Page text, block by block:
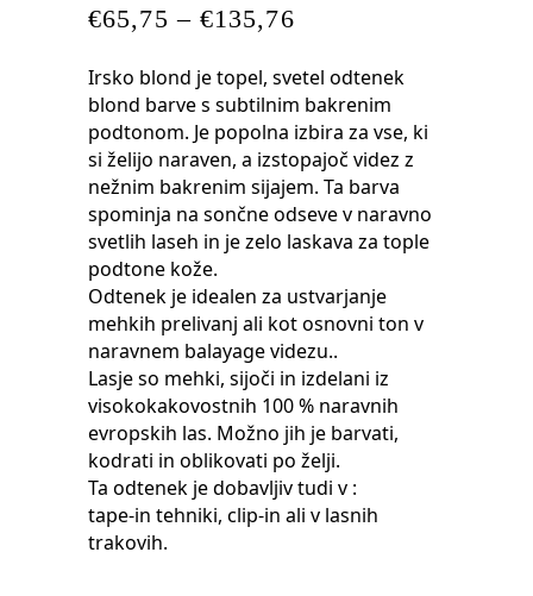
€65,75 – €135,76
Irsko blond je topel, svetel odtenek
blond barve s subtilnim bakrenim
podtonom. Je popolna izbira za vse, ki
si želijo naraven, a izstopajoč videz z
nežnim bakrenim sijajem. Ta barva
spominja na sončne odseve v naravno
svetlih laseh in je zelo laskava za tople
podtone kože.
Odtenek je idealen za ustvarjanje
mehkih prelivanj ali kot osnovni ton v
naravnem balayage videzu..
Lasje so mehki, sijoči in izdelani iz
visokokakovostnih 100 % naravnih
evropskih las. Možno jih je barvati,
kodrati in oblikovati po želji.
Ta odtenek je dobavljiv tudi v :
tape-in tehniki, clip-in ali v lasnih
trakovih.